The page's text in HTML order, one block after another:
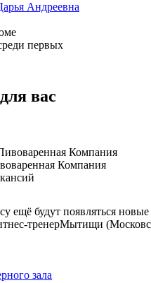
Андреевна
первых
вас
Компания
ещё будут появляться
тренерМытищи
зала